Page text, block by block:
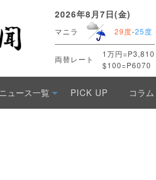
2026年8月7日(金)
マニラ 29度-25度
両替レート
1万円=P3,810
$100=P6070
ニュース一覧 PICK UP コラム